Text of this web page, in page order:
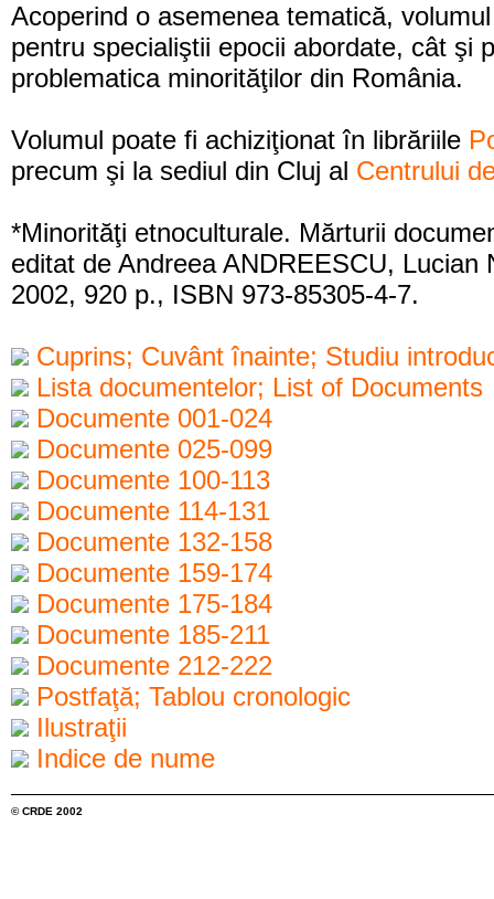
Acoperind o asemenea tematică,
pentru specialiştii epocii abordate, cât şi
problematica minorităţilor din România.
Volumul poate fi achiziţionat în librăriile
precum şi la sediul din Cluj al Centrului
*Minorităţi etnoculturale. Mărturii
editat de Andreea ANDREESCU,
2002, 920 p., ISBN 973-85305-4-7.
Cuprins; Cuvânt înainte; Studiu
Lista documentelor; List of Documents
Documente 001-024
Documente 025-099
Documente 100-113
Documente 114-131
Documente 132-158
Documente 159-174
Documente 175-184
Documente 185-211
Documente 212-222
Postfaţă; Tablou cronologic
Ilustraţii
Indice de nume
© CRDE 2002